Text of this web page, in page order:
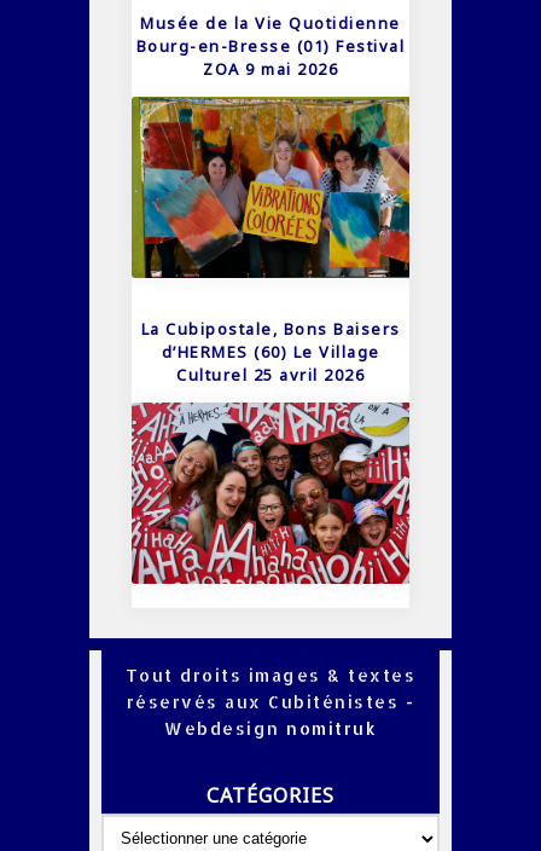
Musée de la Vie Quotidienne
Bourg-en-Bresse (01) Festival
ZOA 9 mai 2026
La Cubipostale, Bons Baisers
d’HERMES (60) Le Village
Culturel 25 avril 2026
Tout droits images & textes
réservés aux Cubiténistes -
Webdesign nomitruk
CATÉGORIES
Catégories